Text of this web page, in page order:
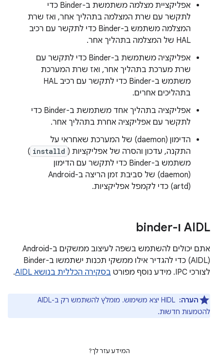
אפליקציית מצלמה משתמשת ב-Binder כדי
לתקשר עם שרת המצלמה בתהליך אחר, ואז שרת
המצלמה משתמש ב-Binder כדי לתקשר עם רכיב
HAL של המצלמה בתהליך אחר.
אפליקציה משתמשת ב-Binder כדי לתקשר עם
שרת מערכת בתהליך אחר, ואז שרת המערכת
משתמש ב-Binder כדי לתקשר עם רכיב HAL
בתהליכים אחרים.
אפליקציה בתהליך אחד משתמשת ב-Binder כדי
לתקשר עם אפליקציה אחרת בתהליך אחר.
הדימון (daemon) של המערכת שאחראי על
התקנה, עדכון והסרה של אפליקציות ( installd
)
משתמש ב-Binder כדי לתקשר עם הדימון
(daemon) של סביבת זמן הריצה ב-Android
‏(artd) כדי לקמפל אפליקציות.
‫AIDL ו-binder
(AIDL) כדי להגדיר אילו ממשקי תכנות ישתמשו ב-Binder
לצורכי IPC. מידע נוסף מפורט
בסקירה הכללית בנושא AIDL .
הערה:
‏ HIDL יצא משימוש. מומלץ להשתמש רק ב-AIDL
להטמעות חדשות.
המידע עזר לך?